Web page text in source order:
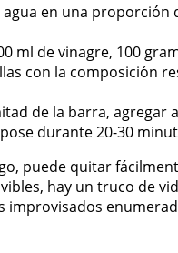
en una proporción
ml de vinagre, 100
con la composición
de la barra, agregar
durante 20-30
puede quitar
hay un truco de